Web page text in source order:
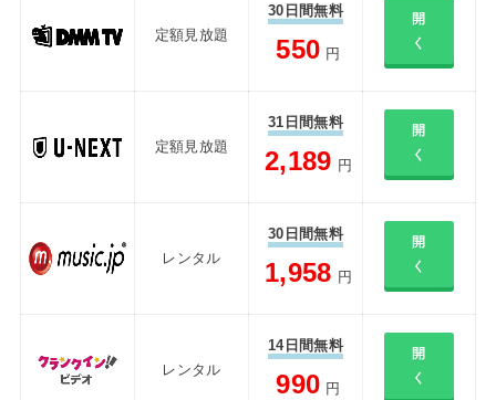
定額見放題
30日間無料
550 円
開
く
定額見放題
31日間無料
2,189 円
開
く
レンタル
30日間無料
1,958 円
開
く
レンタル
14日間無料
990 円
開
く